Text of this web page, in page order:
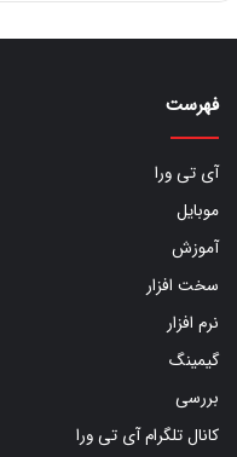
فهرست
آی تی ورا
موبایل
آموزش
سخت افزار
نرم افزار
گیمینگ
بررسی
کانال تلگرام آی تی ورا